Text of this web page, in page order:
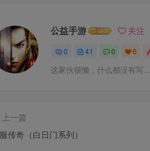
公益手游 关注
0 41 0 6
这家伙很懒，什么都没有写...
上一篇
传奇（白日门系列）